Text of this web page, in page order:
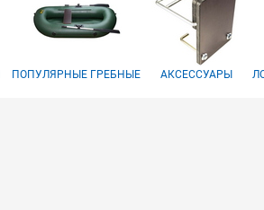
ПОПУЛЯРНЫЕ ГРЕБНЫЕ АКСЕССУАРЫ